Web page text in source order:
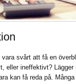
svårt att få en
eller ineffektivt? Lägger
kan få reda på.